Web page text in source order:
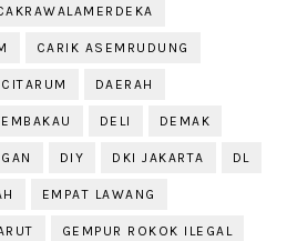
CARIK ASEMRUDUNG
CITARUM DAERAH
DELI DEMAK
DIY DKI JAKARTA DL
EMPAT LAWANG
GEMPUR ROKOK ILEGAL